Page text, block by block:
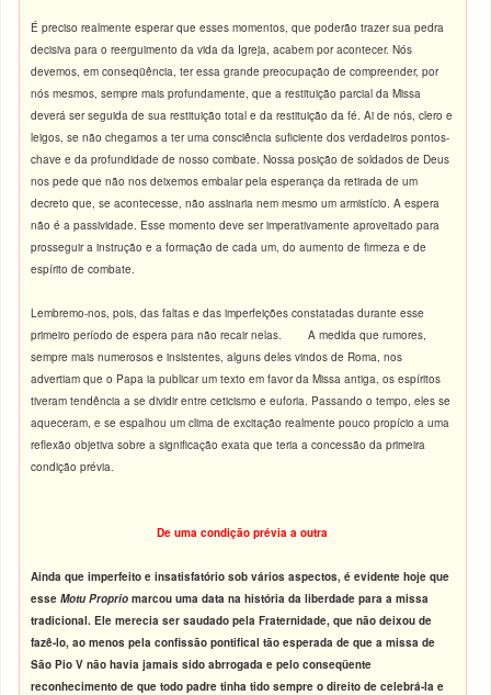
É preciso realmente esperar que esses momentos, que poderão trazer sua pedra
decisiva para o reerguimento da vida da Igreja, acabem por acontecer. Nós
devemos, em conseqüência, ter essa grande preocupação de compreender, por
nós mesmos, sempre mais profundamente, que a restituição parcial da Missa
deverá ser seguida de sua restituição total e da restituição da fé. Ai de nós, clero e
leigos, se não chegamos a ter uma consciência suficiente dos verdadeiros pontos-
chave e da profundidade de nosso combate. Nossa posição de soldados de Deus
nos pede que não nos deixemos embalar pela esperança da retirada de um
decreto que, se acontecesse, não assinaria nem mesmo um armistício. A espera
não é a passividade. Esse momento deve ser imperativamente aproveitado para
prosseguir a instrução e a formação de cada um, do aumento de firmeza e de
espírito de combate.
Lembremo-nos, pois, das faltas e das imperfeições constatadas durante esse
primeiro período de espera para não recair nelas. A medida que rumores,
sempre mais numerosos e insistentes, alguns deles vindos de Roma, nos
advertiam que o Papa ia publicar um texto em favor da Missa antiga, os espíritos
tiveram tendência a se dividir entre ceticismo e euforia. Passando o tempo, eles se
aqueceram, e se espalhou um clima de excitação realmente pouco propício a uma
reflexão objetiva sobre a significação exata que teria a concessão da primeira
condição prévia.
De uma condição prévia a outra
Ainda que imperfeito e insatisfatório sob vários aspectos, é evidente hoje que
esseMotu Proprio marcou uma data na história da liberdade para a missa
tradicional. Ele merecia ser saudado pela Fraternidade, que não deixou de
fazê-lo, ao menos pela confissão pontifical tão esperada de que a missa de
São Pio V não havia jamais sido abrrogada e pelo conseqüente
reconhecimento de que todo padre tinha tido sempre o direito de celebrá-la e